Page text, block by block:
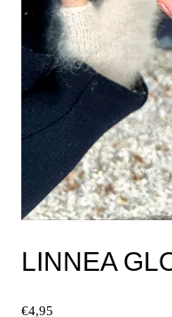
werden
LINNEA
€4,95